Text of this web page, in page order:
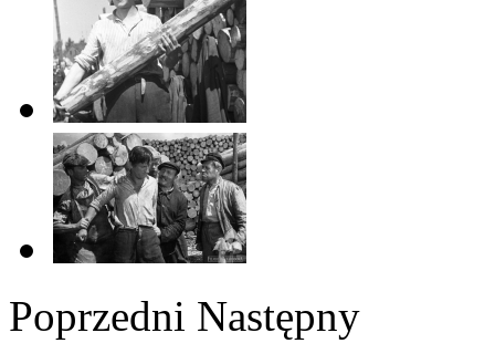
Poprzedni Następny